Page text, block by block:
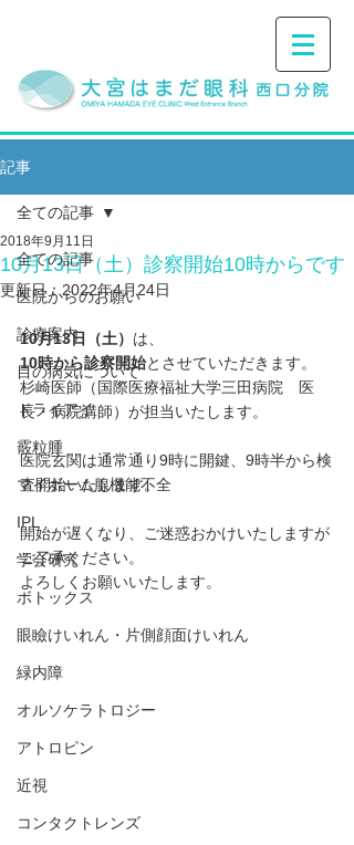
記事
全ての記事
医院からのお願い
診療案内
目の病気について
ドライアイ
霰粒腫
マイボーム腺機能不全
IPL
学会研究
ボトックス
眼瞼けいれん・片側顔面けいれん
緑内障
オルソケラトロジー
アトロピン
近視
コンタクトレンズ
全ての記事
10月13日（土）診察開始10時からです
2018年9月11日
更新日：2022年4月24日
10月13日（土） は、
10時から診察開始とさせていただきます。
杉崎医師（国際医療福祉大学三田病院　医
長・病院講師）が担当いたします。
医院玄関は通常通り9時に開鍵、9時半から検
査開始いたします。
開始が遅くなり、ご迷惑おかけいたしますが
ご了承ください。
よろしくお願いいたします。